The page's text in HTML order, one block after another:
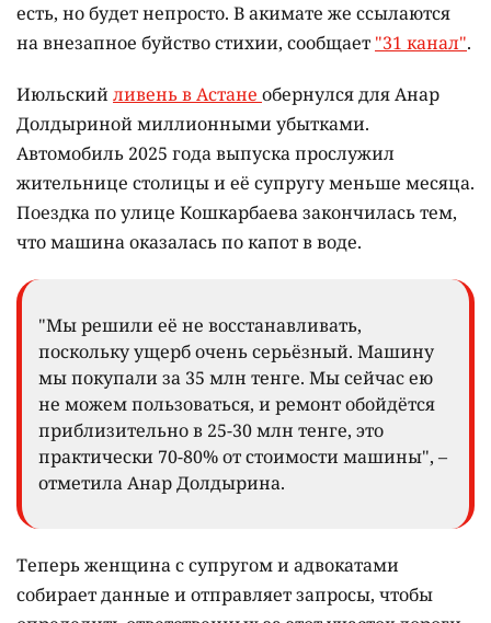
есть, но будет непросто. В акимате же ссылаются
на внезапное буйство стихии, сообщает "31 канал".
Июльскийливень в Астане обернулся для Анар
Долдыриной миллионными убытками.
Автомобиль 2025 года выпуска прослужил
жительнице столицы и её супругу меньше месяца.
Поездка по улице Кошкарбаева закончилась тем,
что машина оказалась по капот в воде.
"Мы решили её не восстанавливать,
поскольку ущерб очень серьёзный. Машину
мы покупали за 35 млн тенге. Мы сейчас ею
не можем пользоваться, и ремонт обойдётся
приблизительно в 25-30 млн тенге, это
практически 70-80% от стоимости машины", –
отметила Анар Долдырина.
Теперь женщина с супругом и адвокатами
собирает данные и отправляет запросы, чтобы